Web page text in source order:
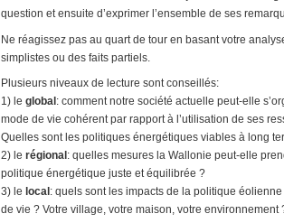
question et ensuite d’exprimer l’ensemble de ses
Ne réagissez pas au quart de tour en basant votre
simplistes ou des faits partiels.
Plusieurs niveaux de lecture sont conseillés:
1) le global : comment notre société actuelle peut-elle
mode de vie cohérent par rapport à l’utilisation de ses
Quelles sont les politiques énergétiques viables à long
2) le régional : quelles mesures la Wallonie peut-elle
politique énergétique juste et équilibrée ?
3) le local : quels sont les impacts de la politique
de vie ? Votre village, votre maison, votre environnement